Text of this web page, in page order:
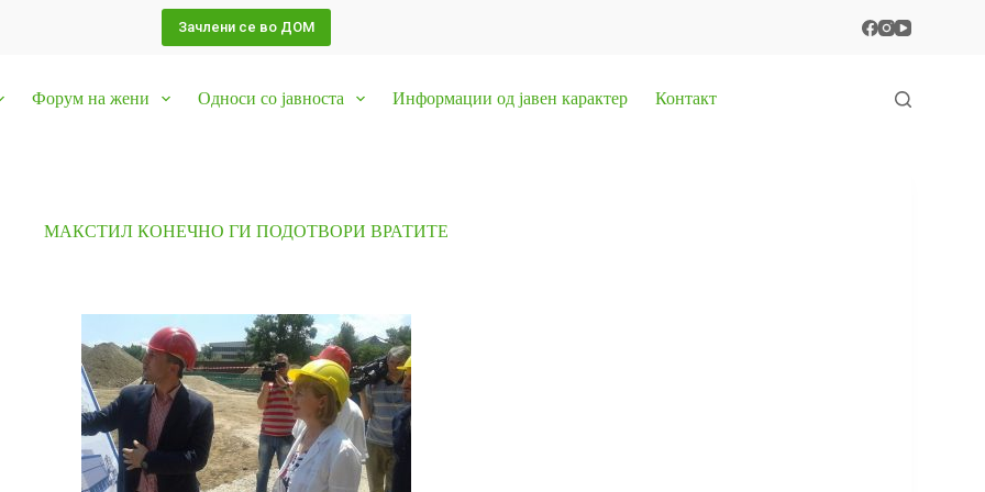
Зачлени се во ДОМ
Форум на жени Односи со јавноста Информации од јавен карактер Контакт
МАКСТИЛ КОНЕЧНО ГИ ПОДОТВОРИ ВРАТИТЕ